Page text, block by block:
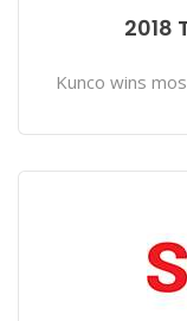
2018
Kunco wins